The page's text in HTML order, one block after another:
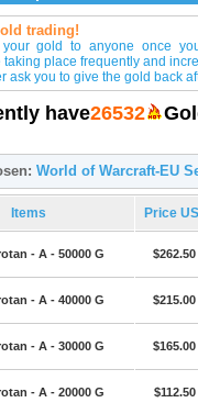
trading!
gold to anyone once
taking place frequently and
ask you to give the gold back
have26532
World of Warcraft-EU
Items Price
- A - 50000 G $262.50
- A - 40000 G $215.00
- A - 30000 G $165.00
- A - 20000 G $112.50